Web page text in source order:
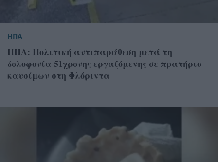
ΗΠΑ
ΗΠΑ: Πολιτική αντιπαράθεση μετά τη
δολοφονία 51χρονης εργαζόμενης σε πρατήριο
καυσίμων στη Φλόριντα